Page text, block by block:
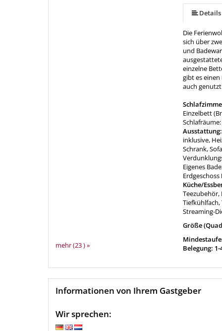
mehr (23 ) »
Details
Die
sich über
und
einzelne
gibt es einen
auch
Einzelbett
Ausstattung:
inklusive,
Schrank,
Eigenes
Erdgeschoss
Küche/
Teezubehör,
Tiefkühlfach,
Streaming-
Größe
Belegung:
Informationen von Ihrem Gastgeber
Wir sprechen: